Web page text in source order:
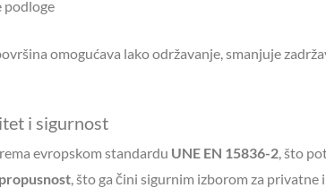
podloge
omogućava lako održavanje, smanjuje
i sigurnost
evropskom standardu UNE EN 15836-2 , što
, što ga čini sigurnim izborom za privatne